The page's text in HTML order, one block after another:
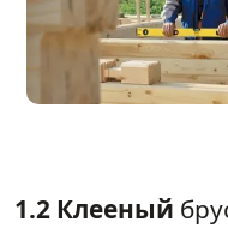
1.2 Клееный